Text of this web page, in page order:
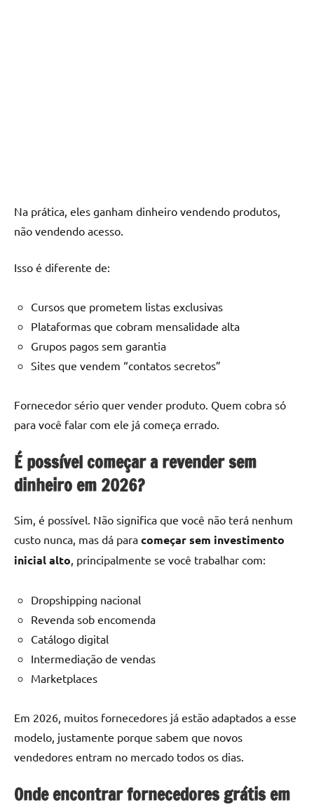
Na prática, eles ganham dinheiro vendendo produtos,
não vendendo acesso.
Isso é diferente de:
Cursos que prometem listas exclusivas
Plataformas que cobram mensalidade alta
Grupos pagos sem garantia
Sites que vendem “contatos secretos”
Fornecedor sério quer vender produto. Quem cobra só
para você falar com ele já começa errado.
É possível começar a revender sem
dinheiro em 2026?
Sim, é possível. Não significa que você não terá nenhum
custo nunca, mas dá para começar sem investimento
inicial alto , principalmente se você trabalhar com:
Dropshipping nacional
Revenda sob encomenda
Catálogo digital
Intermediação de vendas
Marketplaces
Em 2026, muitos fornecedores já estão adaptados a esse
modelo, justamente porque sabem que novos
vendedores entram no mercado todos os dias.
Onde encontrar fornecedores grátis em